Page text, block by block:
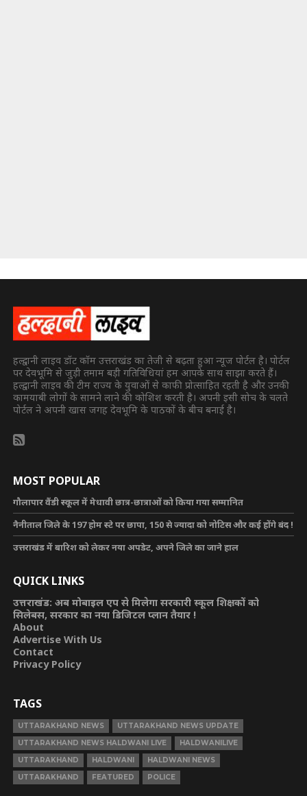
हल्द्वानी लाइव डॉट कॉम उत्तराखंड का तेजी से बढ़ता हुआ न्यूज पोर्टल है। पोर्टल
पर देवभूमि से जुड़ी तमाम बड़ी गतिविधियां हम आपके साथ साझा करते हैं।
हल्द्वानी लाइव की टीम राज्य के युवाओं से काफी प्रोत्साहित रहती है और उनकी
कामयाबी लोगों के सामने लाने की कोशिश करती है। अपनी इसी सोच के चलते
पोर्टल ने अपनी खास जगह देवभूमि के पाठकों के बीच बनाई है।
MOST POPULAR
गौलापार वैंडी स्कूल में मेधावी छात्र-छात्राओं को किया गया सम्मानित
नैनीताल जिले के 197 होम स्टे पर छापा, 150 से ज्यादा को नोटिस और कई होंगे बंद !
उत्तराखंड में बारिश को लेकर नया अपडेट, अपने जिले का जाने हाल
QUICK LINKS
उत्तराखंड: अब मोबाइल एप से मिलेगा सरकारी स्कूल शिक्षकों को
सिलेबस, सरकार का नया डिजिटल प्लान तैयार !
About
Advertise With Us
Contact
Privacy Policy
TAGS
UTTARAKHAND NEWS
UTTARAKHAND NEWS UPDATE
UTTARAKHAND NEWS HALDWANI LIVE
HALDWANILIVE
UTTARAKHAND
HALDWANI
HALDWANI NEWS
UTTARAKHAND
FEATURED POLICE